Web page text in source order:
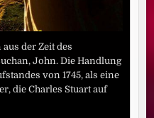
der Zeit des
John. Die Handlung
von 1745, als eine
die Charles Stuart auf